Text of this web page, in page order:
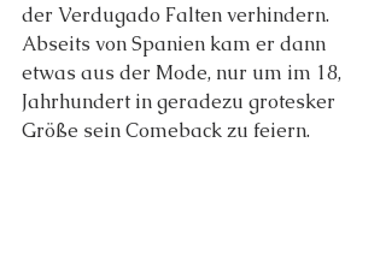
der Verdugado Falten verhindern.
Abseits von Spanien kam er dann
etwas aus der Mode, nur um im 18,
Jahrhundert in geradezu grotesker
Größe sein Comeback zu feiern.